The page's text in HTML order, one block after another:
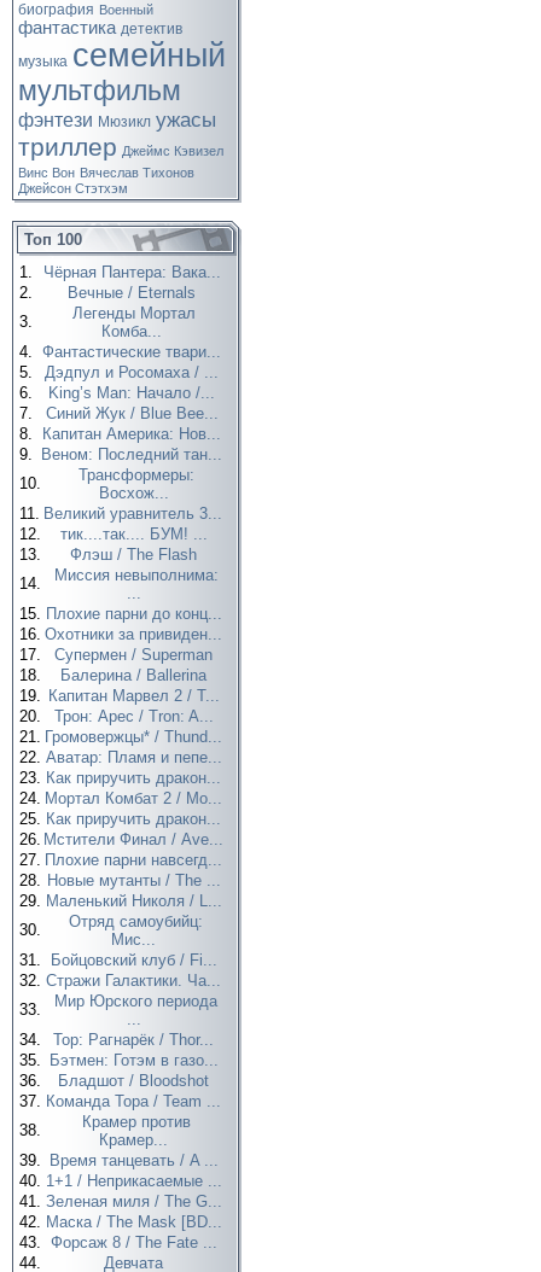
биография Военный
фантастика детектив
музыка семейный
мультфильм
фэнтези Мюзикл ужасы
триллер Джеймс Кэвизел
Винс Вон Вячеслав Тихонов
Джейсон Стэтхэм
Топ 100
1.
Чёрная Пантера: Вака...
2.
Вечные / Eternals
3.
Легенды Мортал
Комба...
4. Фантастические твари...
5.
Дэдпул и Росомаха / ...
6.
King’s Man: Начало /...
7.
Синий Жук / Blue Bee...
8.
Капитан Америка: Нов...
9.
Веном: Последний тан...
10.
Трансформеры:
Восхож...
11. Великий уравнитель 3...
12.
тик....так.... БУМ! ...
13.
Флэш / The Flash
14.
Миссия невыполнима:
...
15. Плохие парни до конц...
16. Охотники за привиден...
17.
Супермен / Superman
18.
Балерина / Ballerina
19. Капитан Марвел 2 / T...
20.
Трон: Арес / Tron: A...
21. Громовержцы* / Thund...
22. Аватар: Пламя и пепе...
23. Как приручить дракон...
24. Мортал Комбат 2 / Mo...
25. Как приручить дракон...
26. Мстители Финал / Ave...
27. Плохие парни навсегд...
28. Новые мутанты / The ...
29. Маленький Николя / L...
30.
Отряд самоубийц:
Мис...
31.
Бойцовский клуб / Fi...
32. Стражи Галактики. Ча...
33.
Мир Юрского периода
...
34.
Тор: Рагнарёк / Thor...
35.
Бэтмен: Готэм в газо...
36.
Бладшот / Bloodshot
37. Команда Тора / Team ...
38.
Крамер против
Крамер...
39.
Время танцевать / A ...
40. 1+1 / Неприкасаемые ...
41. Зеленая миля / The G...
42. Маска / The Mask [BD...
43. Форсаж 8 / The Fate ...
44.
Девчата